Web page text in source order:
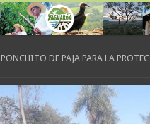
PONCHITO DE PAJA PARA LA